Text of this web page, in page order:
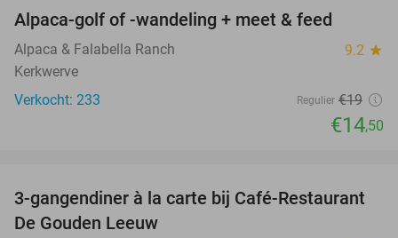
Alpaca-golf of -wandeling + meet & feed
Alpaca & Falabella Ranch 9.2 star
Kerkwerve
Verkocht: 233
Regulier €19
€14,50
43%
3-gangendiner à la carte bij Café-Restaurant
De Gouden Leeuw